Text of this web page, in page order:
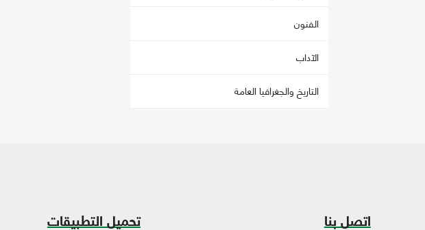
الفنون
الآداب
التاريخ والجغرافيا العامة
اتصل بنا تحميل التطبيقات